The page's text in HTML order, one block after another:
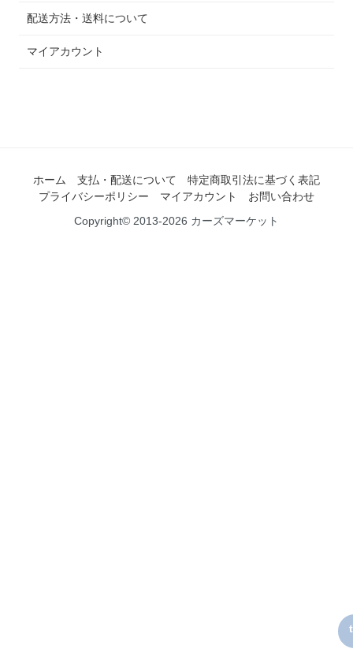
配送方法・送料について
マイアカウント
ホーム 支払・配送について
特定商取引法に基づく表記
プライバシーポリシー
マイアカウント
お問い合わせ
Copyright© 2013-2026 カーズマーケット